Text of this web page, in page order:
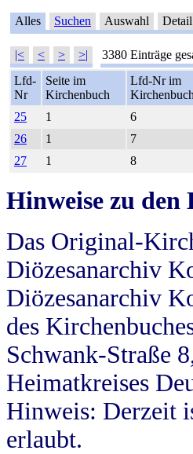
Alles Suchen Auswahl Detail
|< < > >| 3380 Einträge
Lfd-
Nr
Seite im
Kirchenbuch
Lfd-Nr im
Kirchenbuch
25
1 6
26
1 7
27
1 8
Hinweise zu
Das Original-
Diözesanarchiv
Diözesanarchiv
des
Schwank-Straße
Heimatkreises
Hinweis: Derzeit
erlaubt.